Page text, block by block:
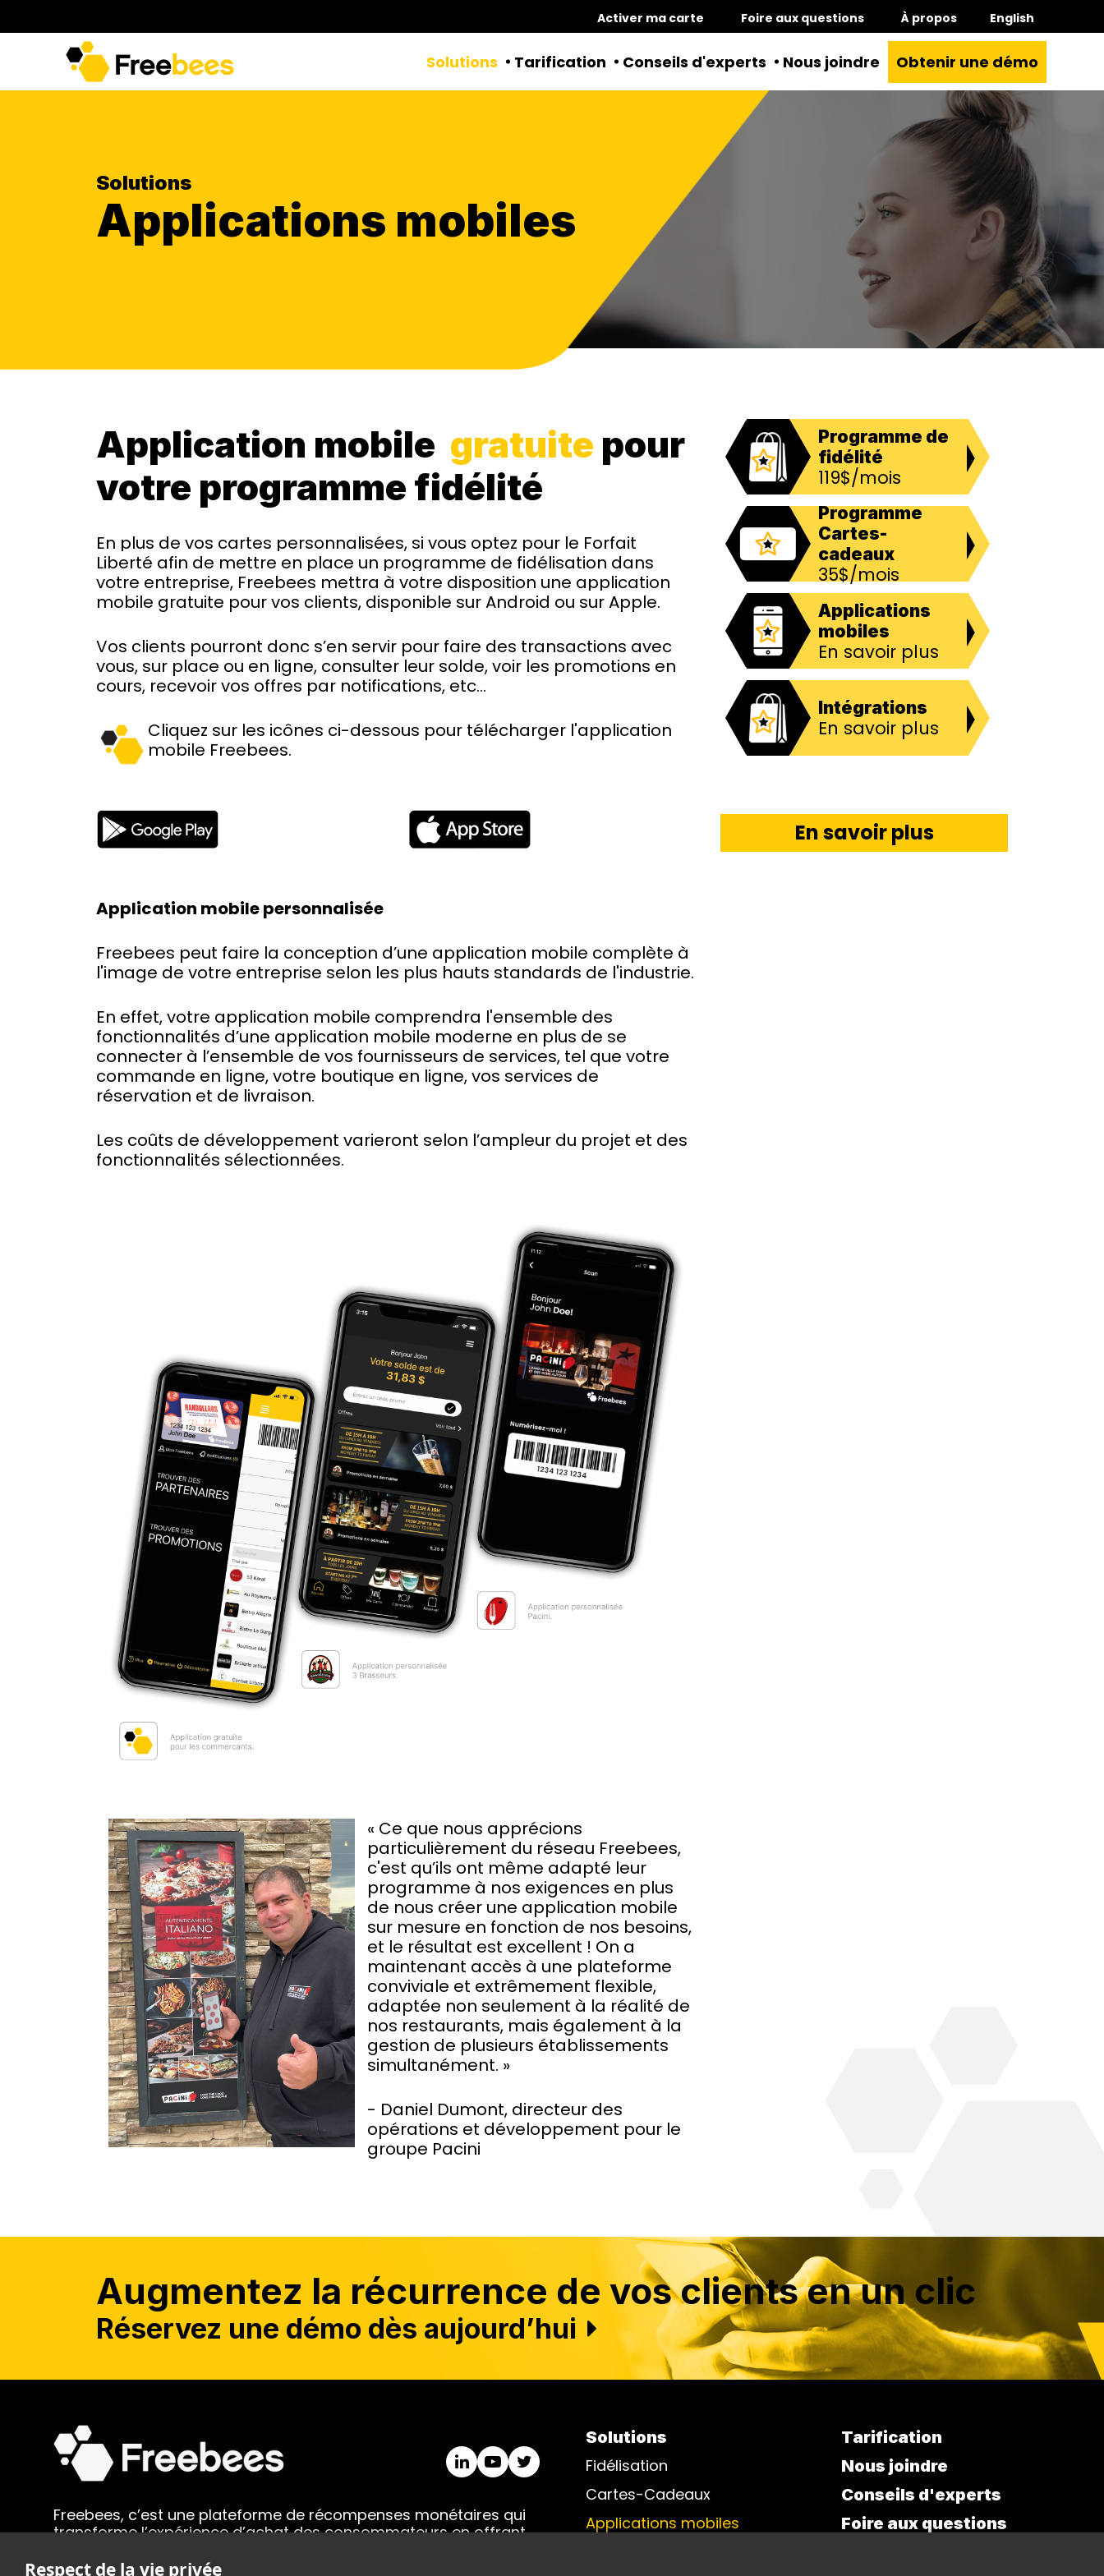
Activer ma carte Foire aux questions À propos English
Solutions Tarification Conseils d'experts Nous joindre Obtenir une démo
Solutions
Applications mobiles
Application mobile gratuite pour
votre programme fidélité
En plus de vos cartes personnalisées, si vous optez pour le Forfait
Liberté afin de mettre en place un programme de fidélisation dans
votre entreprise, Freebees mettra à votre disposition une application
mobile gratuite pour vos clients, disponible sur Android ou sur Apple.
Vos clients pourront donc s’en servir pour faire des transactions avec
vous, sur place ou en ligne, consulter leur solde, voir les promotions en
cours, recevoir vos offres par notifications, etc...
Cliquez sur les icônes ci-dessous pour télécharger l'application
mobile Freebees.
Application mobile personnalisée
Freebees peut faire la conception d’une application mobile complète à
l'image de votre entreprise selon les plus hauts standards de l'industrie.
En effet, votre application mobile comprendra l'ensemble des
fonctionnalités d’une application mobile moderne en plus de se
connecter à l’ensemble de vos fournisseurs de services, tel que votre
commande en ligne, votre boutique en ligne, vos services de
réservation et de livraison.
Les coûts de développement varieront selon l’ampleur du projet et des
fonctionnalités sélectionnées.
« Ce que nous apprécions
particulièrement du réseau Freebees,
c'est qu’ils ont même adapté leur
programme à nos exigences en plus
de nous créer une application mobile
sur mesure en fonction de nos besoins,
et le résultat est excellent ! On a
maintenant accès à une plateforme
conviviale et extrêmement flexible,
adaptée non seulement à la réalité de
nos restaurants, mais également à la
gestion de plusieurs établissements
simultanément. »
- Daniel Dumont, directeur des
opérations et développement pour le
groupe Pacini
Programme de
fidélité
119$/mois
Programme
Cartes-
cadeaux
35$/mois
Applications
mobiles
En savoir plus
Intégrations
En savoir plus
En savoir plus
Augmentez la récurrence de vos clients en un clic
Réservez une démo dès aujourd’hui
Freebees, c’est une plateforme de récompenses monétaires qui
transforme l’expérience d’achat des consommateurs en offrant
Solutions
Fidélisation
Cartes-Cadeaux
Applications mobiles
Tarification
Nous joindre
Conseils d'experts
Foire aux questions
Respect de la vie privée